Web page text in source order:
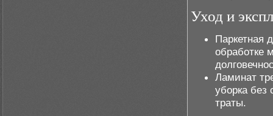
Уход и
Паркетная
обработке
Ламинат
уборка без
траты.